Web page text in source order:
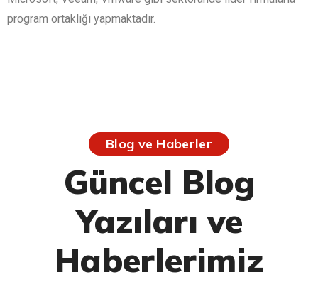
program ortaklığı yapmaktadır.
Blog ve Haberler
Güncel Blog
Yazıları ve
Haberlerimiz